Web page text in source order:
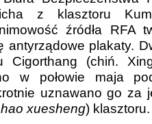
z klasztoru
źródła
antyrządowe plakaty.
Cigorthang (chiń.
w połowie maja
uznawano go za
xuesheng) klasztoru.